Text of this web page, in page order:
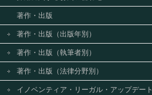
著作・出版
著作・出版（出版年別）
著作・出版（執筆者別）
著作・出版（法律分野別）
イノベンティア・リーガル・アップデート